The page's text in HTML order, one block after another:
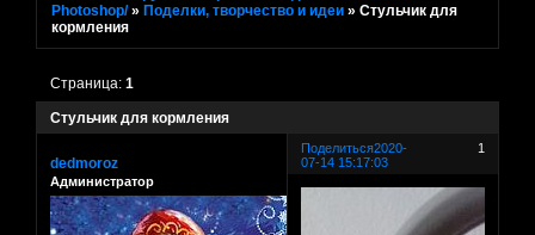
Photoshop/ » Поделки, творчество и идеи »Стульчик для
кормления
Стульчик для кормления
Страница:1
Поделиться 1
2020-
07-14 15:17:03
dedmoroz
Администратор